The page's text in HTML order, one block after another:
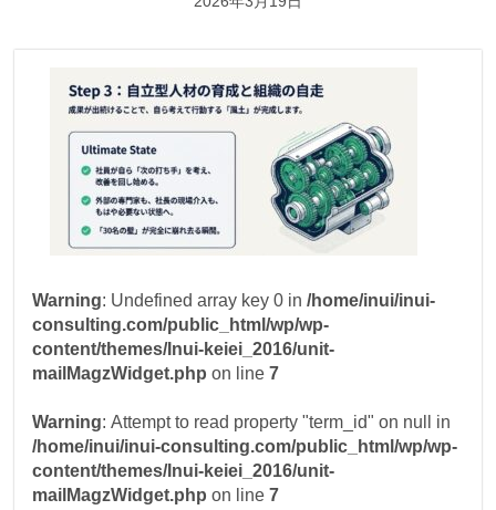
Warning : Undefined array key 0 in/home/inui/inui-
consulting.com/public_html/wp/wp-
content/themes/Inui-keiei_2016/unit-
mailMagzWidget.php on line7
Warning : Attempt to read property "term_id" on null in
/home/inui/inui-consulting.com/public_html/wp/wp-
content/themes/Inui-keiei_2016/unit-
mailMagzWidget.php on line7